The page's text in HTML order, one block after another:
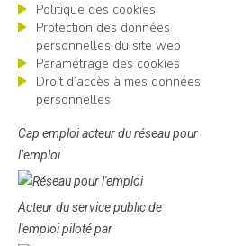
Politique des cookies
Protection des données
personnelles du site web
Paramétrage des cookies
Droit d’accès à mes données
personnelles
Cap emploi acteur du réseau pour
l’emploi
Acteur du service public de
l'emploi piloté par